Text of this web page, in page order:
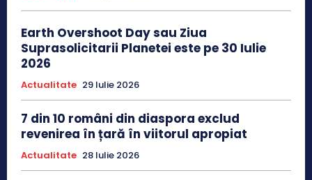
Earth Overshoot Day sau Ziua
Suprasolicitarii Planetei este pe 30 Iulie
2026
Actualitate 29 Iulie 2026
7 din 10 români din diaspora exclud
revenirea în țară în viitorul apropiat
Actualitate 28 Iulie 2026